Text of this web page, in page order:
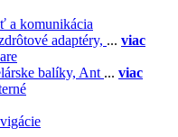
a komunikácia
adaptéry, ... viac
balíky, Ant ... viac